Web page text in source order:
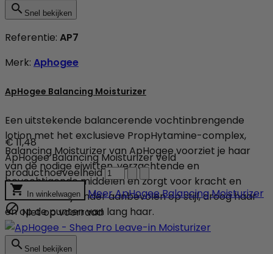
 Snel bekijken
Referentie: AP7
Merk: Aphogee
ApHogee Balancing Moisturizer
Een uitstekende balancerende vochtinbrengende
lotion met het exclusieve PropHytamine-complex,
Balancing Moisturizer van ApHogee voorziet je haar
van de nodige eiwitten, verzachtende en
bevochtigende middelen en zorgt voor kracht en
elasticiteit ! Bijzonder aanbevolen op stijl, droog haar
en op de punten van lang haar.
€ 11,48
ApHogee Balancing Moisturizer veld
producthoeveelheid
 In winkelwagen MeerApHogee Balancing Moisturizer
Niet op voorraad
 Snel bekijken